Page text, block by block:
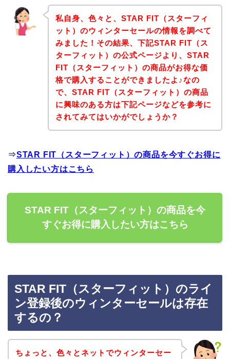
私自身、色々と、STAR FIT（スターフィ
ット）のウィンターセールの情報を調べて
みました！その結果、下記STAR FIT（ス
ターフィット）の公式ページより、STAR
FIT（スターフィット）の商品がお得な価
格で購入することができましたよ♪なの
で、STAR FIT（スターフィット）の商品
に興味のある方は下記ページなどを参考に
されてみてはいかがでしょうか？
⇒STAR FIT（スターフィット）の商品を今すぐお得に
購入したい方はこちら
STAR FIT（スターフィット）の商品を今
すぐお得に購入したい方はこちら
STAR FIT（スターフィット）のライ
ン登録後のウィンターセールは存在
するの？
ちょっと、色々とネットでウィンターセー